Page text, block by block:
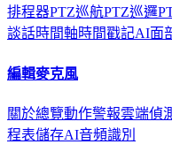
排程器PTZ巡航PTZ巡邏
談話時間軸時間戳記AI面
編輯麥克風
關於總覽動作警報雲端偵
程表儲存AI音頻識別